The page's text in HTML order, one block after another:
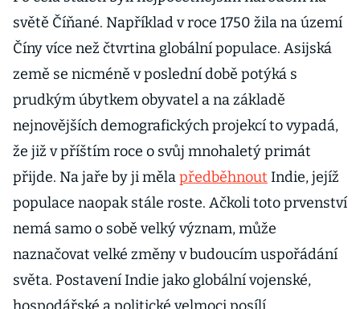
světě Číňané. Například v roce 1750 žila na území
Číny více než čtvrtina globální populace. Asijská
země se nicméně v poslední době potýká s
prudkým úbytkem obyvatel a na základě
nejnovějších demografických projekcí to vypadá,
že již v příštím roce o svůj mnohaletý primát
přijde. Na jaře by ji mělapředběhnout Indie, jejíž
populace naopak stále roste. Ačkoli toto prvenství
nemá samo o sobě velký význam, může
naznačovat velké změny v budoucím uspořádání
světa. Postavení Indie jako globální vojenské,